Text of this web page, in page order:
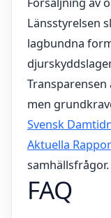
Länsstyrelsen
lagbundna
Transparensen
men
Svensk
Aktuella
samhällsfrågor.
FAQ